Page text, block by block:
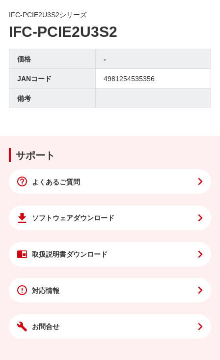
IFC-PCIE2U3S2シリーズ
IFC-PCIE2U3S2
価格
-
JANコード
4981254535356
備考
サポート
よくあるご質問
ソフトウェアダウンロード
取扱説明書ダウンロード
対応情報
お問合せ